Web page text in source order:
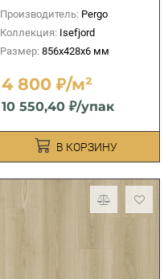
Производитель: Pergo
Коллекция: Isefjord
Размер: 856x428x6 мм
4 800 ₽/м²
10 550,40 ₽/упак
В КОРЗИНУ